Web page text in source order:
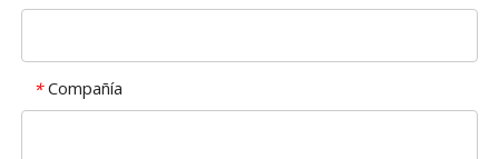
* Compañía